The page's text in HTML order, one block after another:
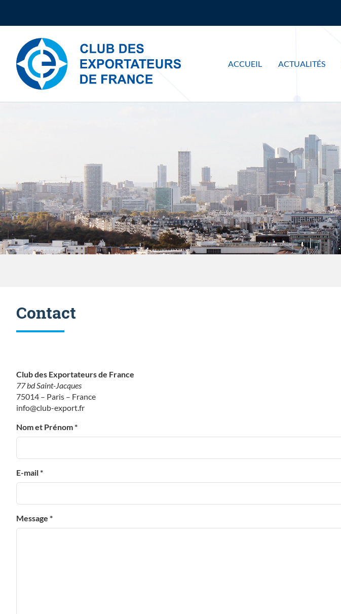
ACCUEIL ACTUALITÉS
Contact
Club des Exportateurs de France
77 bd Saint-Jacques
75014 – Paris – France
info@club-export.fr
Nom et Prénom *
E-mail *
Message *